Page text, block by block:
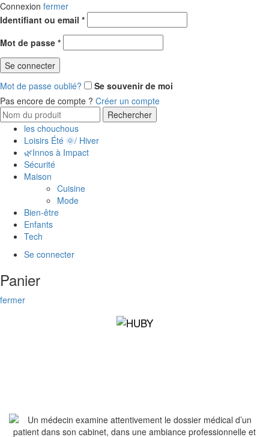
Connexion fermer
Identifiant ou email *Obligatoire
Mot de passe *Obligatoire
Se connecter
Mot de passe oublié?
Se souvenir de moi
Pas encore de compte ? Créer un compte
Search
for:
Rechercher
les chouchous
Loisirs Été 🌞/ Hiver
🌿Innos à Impact
Sécurité
Maison
Cuisine
Mode
Bien-être
Enfants
Tech
Se connecter
Panier
fermer